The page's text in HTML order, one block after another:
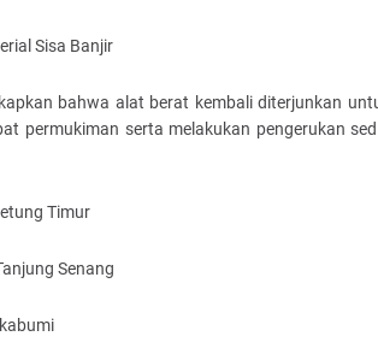
Sisa Banjir
bahwa alat berat kembali diterjunkan
permukiman serta melakukan pengerukan
Timur
Senang